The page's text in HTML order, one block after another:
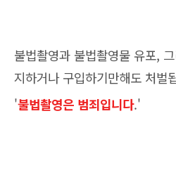
불법촬영과 불법촬영물 유포,
지하거나 구입하기만해도 처벌
'불법촬영은 범죄입니다.'